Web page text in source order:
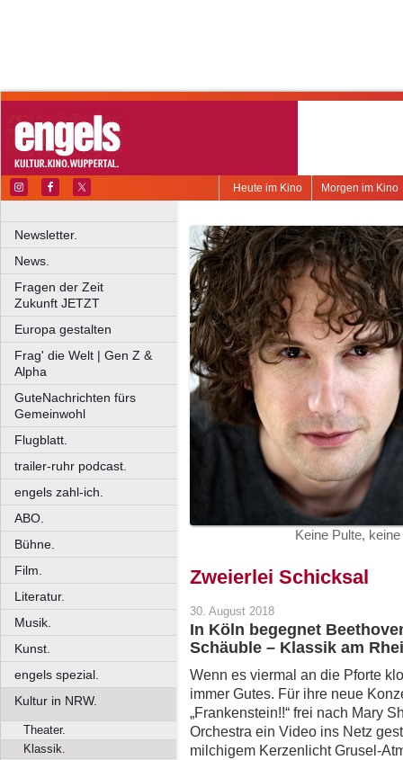
Morgen im Kino
Heute im Kino
Newsletter.
News.
Fragen der Zeit
Zukunft JETZT
Europa gestalten
Frag' die Welt | Gen Z &
Alpha
GuteNachrichten fürs
Gemeinwohl
Flugblatt.
trailer-ruhr podcast.
engels zahl-ich.
ABO.
Bühne.
Film.
Literatur.
Musik.
Kunst.
engels spezial.
Kultur in NRW.
Theater.
Klassik.
Keine Pulte,
Zweierlei Schicksal
30. August 2018
In Köln begegnet
Schäuble – Klassik am
Wenn es viermal an die Pforte
immer Gutes. Für ihre neue
„Frankenstein!!“ frei nach Mary
Orchestra ein Video ins Netz
milchigem Kerzenlicht Grusel-